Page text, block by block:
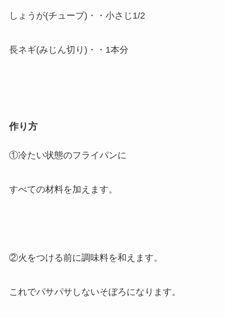
しょうが(チューブ)・・小さじ1/2
長ネギ(みじん切り)・・1本分
作り方
①冷たい状態のフライパンに
すべての材料を加えます。
②火をつける前に調味料を和えます。
これでパサパサしないそぼろになります。